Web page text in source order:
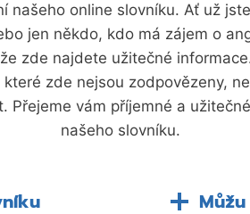
našeho online slovníku. Ať už
jen někdo, kdo má zájem o
zde najdete užitečné
zde nejsou zodpovězeny,
Přejeme vám příjemné a
našeho slovníku.